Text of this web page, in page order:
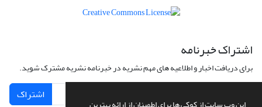
اشتراک خبرنامه
برای دریافت اخبار و اطلاعیه های مهم نشریه در خبرنامه نشریه مشترک شوید.
اشتراک